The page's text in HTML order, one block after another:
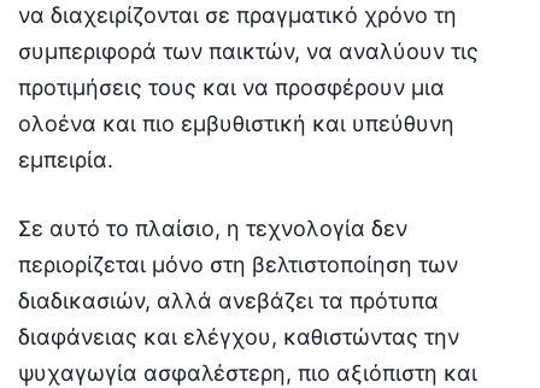
να διαχειρίζονται σε πραγματικό χρόνο τη
συμπεριφορά των παικτών, να αναλύουν τις
προτιμήσεις τους και να προσφέρουν μια
ολοένα και πιο εμβυθιστική και υπεύθυνη
εμπειρία.
Σε αυτό το πλαίσιο, η τεχνολογία δεν
περιορίζεται μόνο στη βελτιστοποίηση των
διαδικασιών, αλλά ανεβάζει τα πρότυπα
διαφάνειας και ελέγχου, καθιστώντας την
ψυχαγωγία ασφαλέστερη, πιο αξιόπιστη και